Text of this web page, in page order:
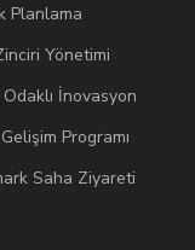
Planlama
Yönetimi
İnovasyon
Programı
Saha Ziyareti